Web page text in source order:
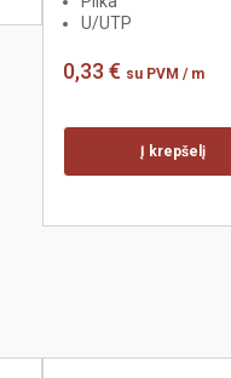
U/UTP
0,33 € su PVM / m
Į krepšelį